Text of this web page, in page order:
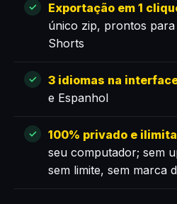
Exportação em 1
único zip, prontos para
Shorts
3 idiomas na
e Espanhol
100% privado e
seu computador; sem
sem limite, sem marca